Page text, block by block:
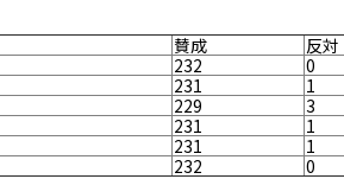
賛成
反対
232
0
231
1
229
3
231
1
231
1
232 0